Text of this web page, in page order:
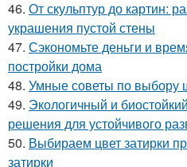
46. От скульптур до картин:
украшения пустой стены
47. Сэкономьте деньги и
постройки дома
48. Умные советы по выбору
49. Экологичный и
решения для устойчивого
50. Выбираем цвет затирки
затирки